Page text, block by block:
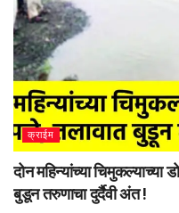
क्राईम
दोन महिन्यांच्या
बुडून तरुणाचा दुर्दैवी अंत !